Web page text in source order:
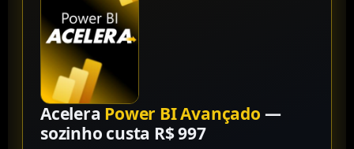
Acelera Power BI Avançado —
sozinho custa R$ 997